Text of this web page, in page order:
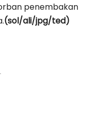
penembakan
(sol/ali/jpg/ted)